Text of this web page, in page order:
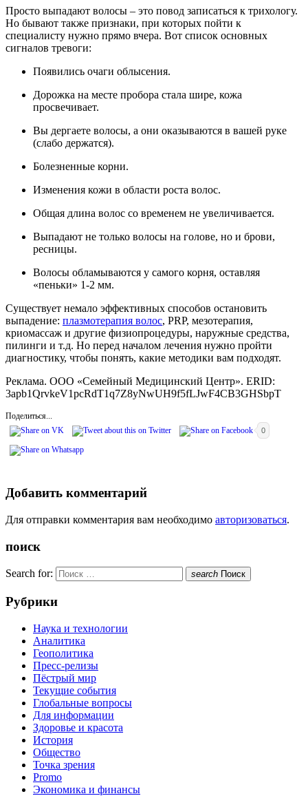
Просто выпадают волосы – это повод записаться к трихологу.
Но бывают также признаки, при которых пойти к
специалисту нужно прямо вчера. Вот список основных
сигналов тревоги:
Появились очаги облысения.
Дорожка на месте пробора стала шире, кожа
просвечивает.
Вы дергаете волосы, а они оказываются в вашей руке
(слабо держатся).
Болезненные корни.
Изменения кожи в области роста волос.
Общая длина волос со временем не увеличивается.
Выпадают не только волосы на голове, но и брови,
ресницы.
Волосы обламываются у самого корня, оставляя
«пеньки» 1-2 мм.
Существует немало эффективных способов остановить
выпадение: плазмотерапия волос, PRP, мезотерапия,
криомассаж и другие физиопроцедуры, наружные средства,
пилинги и т.д. Но перед началом лечения нужно пройти
диагностику, чтобы понять, какие методики вам подходят.
Реклама. ООО «Семейный Медицинский Центр». ERID:
3apb1QrvkeV1pcRdT1q7Z8yNwUH9f5fLJwF4CB3GHSbpT
Поделиться...
0
Добавить комментарий
Для отправки комментария вам необходимо авторизоваться.
поиск
Search for: search Поиск
Рубрики
Наука и технологии
Аналитика
Геополитика
Пресс-релизы
Пёстрый мир
Текущие события
Глобальные вопросы
Для информации
Здоровье и красота
История
Общество
Точка зрения
Promo
Экономика и финансы